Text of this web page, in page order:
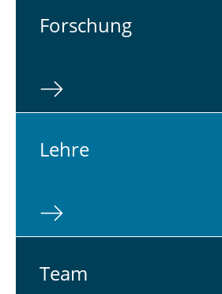
For­schung
Lehre
Team